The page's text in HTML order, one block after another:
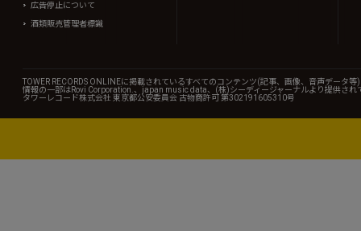
広告停止について
酒類販売管理者標識
TOWER RECORDS ONLINEに掲載されているすべてのコンテンツ(記事、画像、音声データ
情報の一部はRovi Corporation.、japan music data、(株)シーディージャーナルより提供され
タワーレコード株式会社 東京都公安委員会 古物商許可 第302191605310号